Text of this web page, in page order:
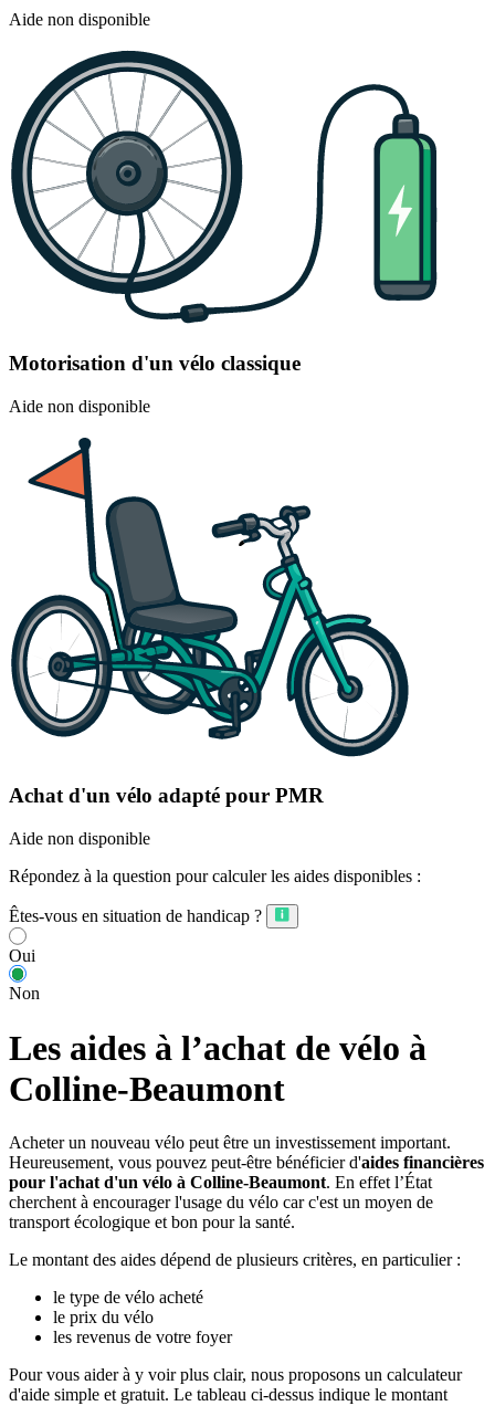
Aide non disponible
Motorisation d'un vélo classique
Aide non disponible
Achat d'un vélo adapté pour PMR
Aide non disponible
Répondez à la question pour calculer les aides disponibles :
Êtes-vous en situation de handicap ?
Oui
Non
Les aides à l’achat de vélo à
Colline-Beaumont
Acheter un nouveau vélo peut être un investissement important.
Heureusement, vous pouvez peut-être bénéficier d'aides financières
pour l'achat d'un vélo à Colline-Beaumont. En effet l’État
cherchent à encourager l'usage du vélo car c'est un moyen de
transport écologique et bon pour la santé.
Le montant des aides dépend de plusieurs critères, en particulier :
le type de vélo acheté
le prix du vélo
les revenus de votre foyer
Pour vous aider à y voir plus clair, nous proposons un calculateur
d'aide simple et gratuit. Le tableau ci-dessus indique le montant